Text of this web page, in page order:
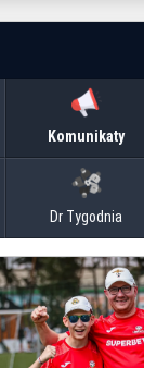
Komunikaty
Dr Tygodnia